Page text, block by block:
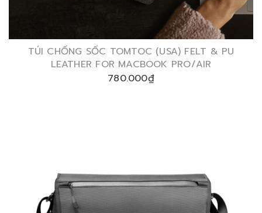
TÚI CHỐNG SỐC TOMTOC (USA) FELT & PU
LEATHER FOR MACBOOK PRO/AIR
780.000₫